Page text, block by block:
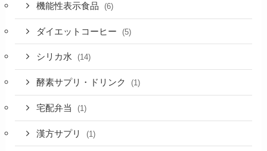
機能性表示食品 (6)
ダイエットコーヒー (5)
シリカ水 (14)
酵素サプリ・ドリンク (1)
宅配弁当 (1)
漢方サプリ (1)